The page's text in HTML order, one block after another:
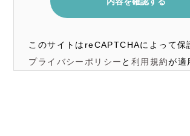
このサイトはreCAPTCHAによって保
プライバシーポリシー と 利用規約が適